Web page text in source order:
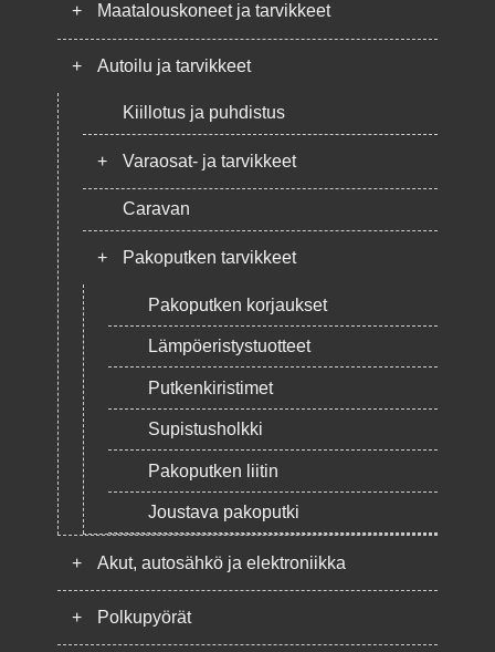
+ Maatalouskoneet ja tarvikkeet
+ Autoilu ja tarvikkeet
Kiillotus ja puhdistus
+ Varaosat- ja tarvikkeet
Caravan
+ Pakoputken tarvikkeet
Pakoputken korjaukset
Lämpöeristystuotteet
Put­ken­ki­ris­ti­met
Supistusholkki
Pakoputken liitin
Joustava pakoputki
+ Akut, autosähkö ja elektroniikka
+ Polkupyörät